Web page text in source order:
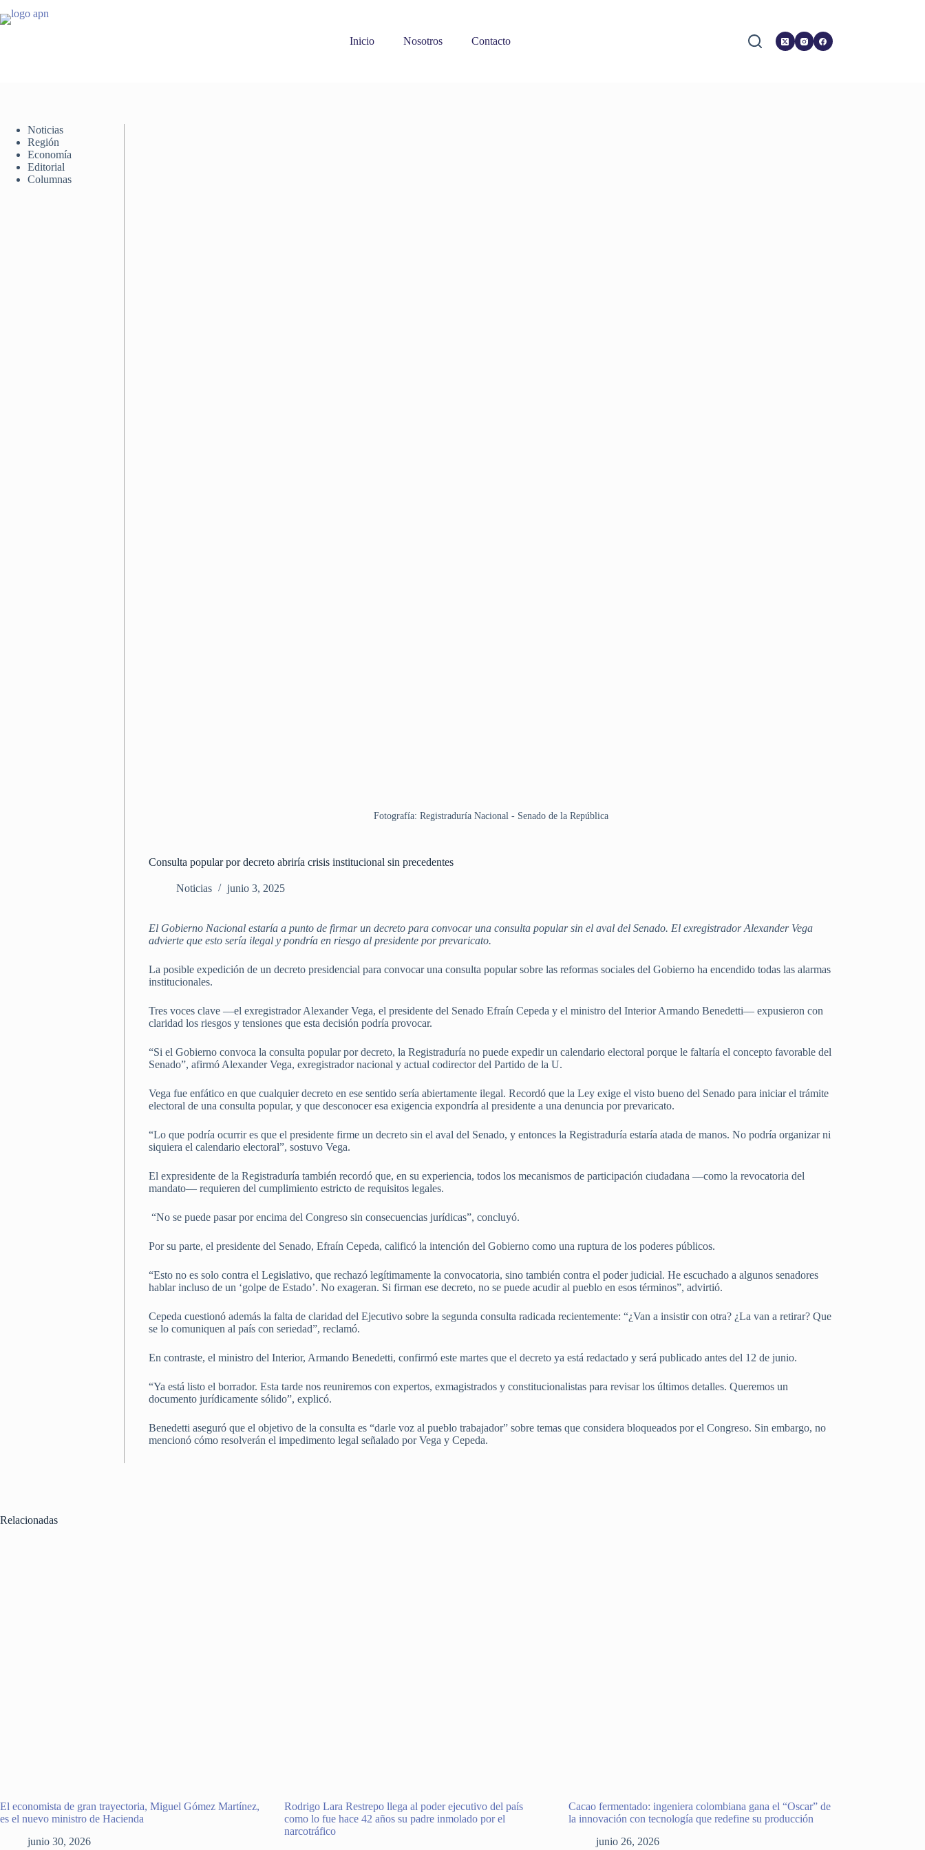
al
Inicio
Nosotros Contacto
Fotografía: Registraduría Nacional - Senado de la República
Consulta popular por decreto abriría crisis institucional sin precedentes
Noticias junio 3, 2025
El Gobierno Nacional estaría a punto de firmar un decreto para convocar una consulta popular sin el aval del Senado. El exregistrador Alexander Vega
advierte que esto sería ilegal y pondría en riesgo al presidente por prevaricato.
La posible expedición de un decreto presidencial para convocar una consulta popular sobre las reformas sociales del Gobierno ha encendido todas las alarmas
institucionales.
Tres voces clave —el exregistrador Alexander Vega, el presidente del Senado Efraín Cepeda y el ministro del Interior Armando Benedetti— expusieron con
claridad los riesgos y tensiones que esta decisión podría provocar.
“Si el Gobierno convoca la consulta popular por decreto, la Registraduría no puede expedir un calendario electoral porque le faltaría el concepto favorable del
Senado”, afirmó Alexander Vega, exregistrador nacional y actual codirector del Partido de la U.
Vega fue enfático en que cualquier decreto en ese sentido sería abiertamente ilegal. Recordó que la Ley exige el visto bueno del Senado para iniciar el trámite
electoral de una consulta popular, y que desconocer esa exigencia expondría al presidente a una denuncia por prevaricato.
“Lo que podría ocurrir es que el presidente firme un decreto sin el aval del Senado, y entonces la Registraduría estaría atada de manos. No podría organizar ni
siquiera el calendario electoral”, sostuvo Vega.
El expresidente de la Registraduría también recordó que, en su experiencia, todos los mecanismos de participación ciudadana —como la revocatoria del
mandato— requieren del cumplimiento estricto de requisitos legales.
“No se puede pasar por encima del Congreso sin consecuencias jurídicas”, concluyó.
Por su parte, el presidente del Senado, Efraín Cepeda, calificó la intención del Gobierno como una ruptura de los poderes públicos.
“Esto no es solo contra el Legislativo, que rechazó legítimamente la convocatoria, sino también contra el poder judicial. He escuchado a algunos senadores
hablar incluso de un ‘golpe de Estado’. No exageran. Si firman ese decreto, no se puede acudir al pueblo en esos términos”, advirtió.
Cepeda cuestionó además la falta de claridad del Ejecutivo sobre la segunda consulta radicada recientemente: “¿Van a insistir con otra? ¿La van a retirar? Que
se lo comuniquen al país con seriedad”, reclamó.
En contraste, el ministro del Interior, Armando Benedetti, confirmó este martes que el decreto ya está redactado y será publicado antes del 12 de junio.
“Ya está listo el borrador. Esta tarde nos reuniremos con expertos, exmagistrados y constitucionalistas para revisar los últimos detalles. Queremos un
documento jurídicamente sólido”, explicó.
Benedetti aseguró que el objetivo de la consulta es “darle voz al pueblo trabajador” sobre temas que considera bloqueados por el Congreso. Sin embargo, no
mencionó cómo resolverán el impedimento legal señalado por Vega y Cepeda.
Noticias
Región
Economía
Editorial
Columnas
Relacionadas
El economista de gran trayectoria, Miguel Gómez Martínez,
es el nuevo ministro de Hacienda
junio 30, 2026
Rodrigo Lara Restrepo llega al poder ejecutivo del país
como lo fue hace 42 años su padre inmolado por el
narcotráfico
Cacao fermentado: ingeniera colombiana gana el “Oscar” de
la innovación con tecnología que redefine su producción
junio 26, 2026